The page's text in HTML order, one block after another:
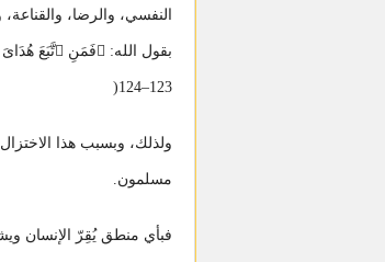
النفسي، والرضا،
بقول الله: ﴿فَمَنِ ٱتَّبَعَ
123–124(
ولذلك، وبسبب هذا
مسلمون.
فبأي منطق يُقِرّ الإنسان